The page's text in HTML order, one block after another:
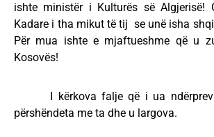
ishte ministër i Kulturës së Algjerisë!
Kadare i tha mikut të tij se unë isha
Për mua ishte e mjaftueshme që u
Kosovës!
I kërkova falje që i ua ndërpreva
përshëndeta me ta dhe u largova.